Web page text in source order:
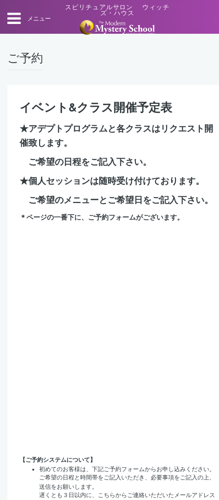
メニュー
スピリチュアルサロン ウィッチ
ズ・ハウス
ご予約
イベント&クラス開催予定表
★アデプトプログラムと各クラスはリクエスト開
催致します。
ご希望の日程をご記入下さい。
★個人セッションは随時受け付けております。
ご希望のメニューとご希望日をご記入下さい。
＊ページの一番下に、ご予約フォームがございます。
【ご予約システムについて】
初めてのお客様は、下記ご予約フォームからお申し込みください。
ご希望の日程と時間帯をご記入いただき、必要事項をご記入の上、
送信をお願いします。
遅くとも３日以内に、こちらからご連絡いただいたメールアドレス